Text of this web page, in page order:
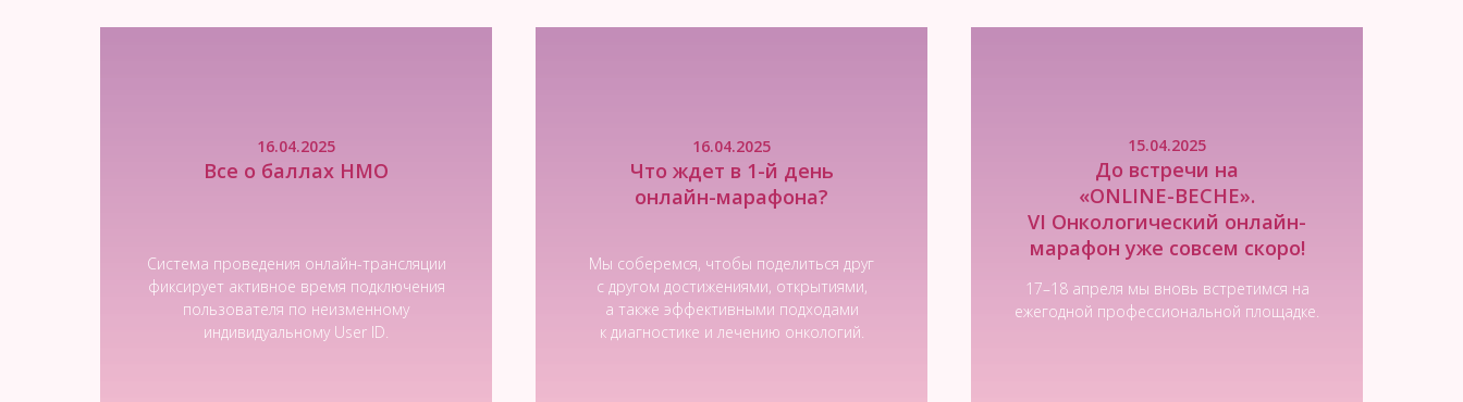
16.04.2025
Все о баллах НМО
Система проведения онлайн-трансляции
фиксирует активное время подключения
пользователя по неизменному
индивидуальному User ID.
Читать новость
16.04.2025
Что ждет в 1-й день
онлайн-марафона?
Мы соберемся, чтобы поделиться друг
с другом достижениями, открытиями,
а также эффективными подходами
к диагностике и лечению онкологий.
Читать новость
15.04.2025
До встречи на
«ONLINE-ВЕСНЕ».
VI Онкологический онлайн-
марафон уже совсем скоро!
17–18 апреля мы вновь встретимся на
ежегодной профессиональной площадке.